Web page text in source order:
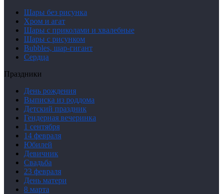
Шары без рисунка
Хром и агат
Шары с приколами и хвалебные
Шары с рисунком
Bubbles, шар-гигант
Сердца
Праздники
День рождения
Выписка из роддома
Детский праздник
Гендерная вечеринка
1 сентября
14 февраля
Юбилей
Девичник
Свадьба
23 февраля
День матери
8 марта